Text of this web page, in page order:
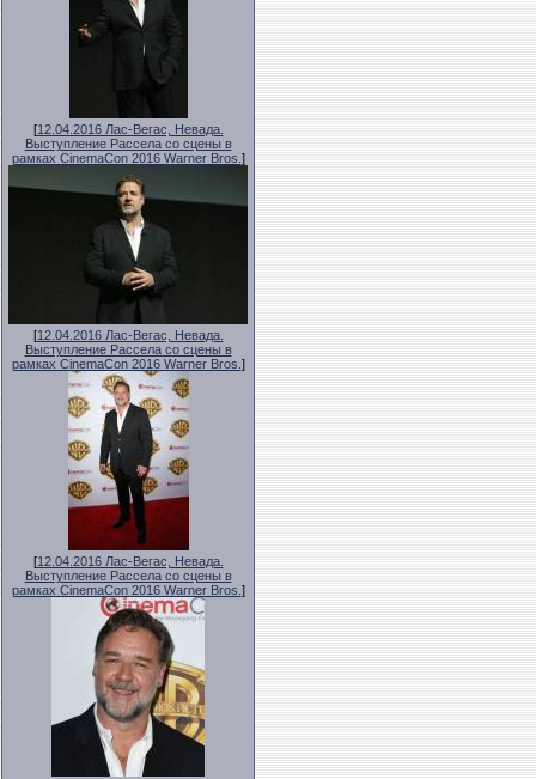
[12.04.2016 Лас-Вегас, Невада.
Выступление Рассела со сцены в
рамках CinemaCon 2016 Warner Bros. ]
[12.04.2016 Лас-Вегас, Невада.
Выступление Рассела со сцены в
рамках CinemaCon 2016 Warner Bros. ]
[12.04.2016 Лас-Вегас, Невада.
Выступление Рассела со сцены в
рамках CinemaCon 2016 Warner Bros. ]